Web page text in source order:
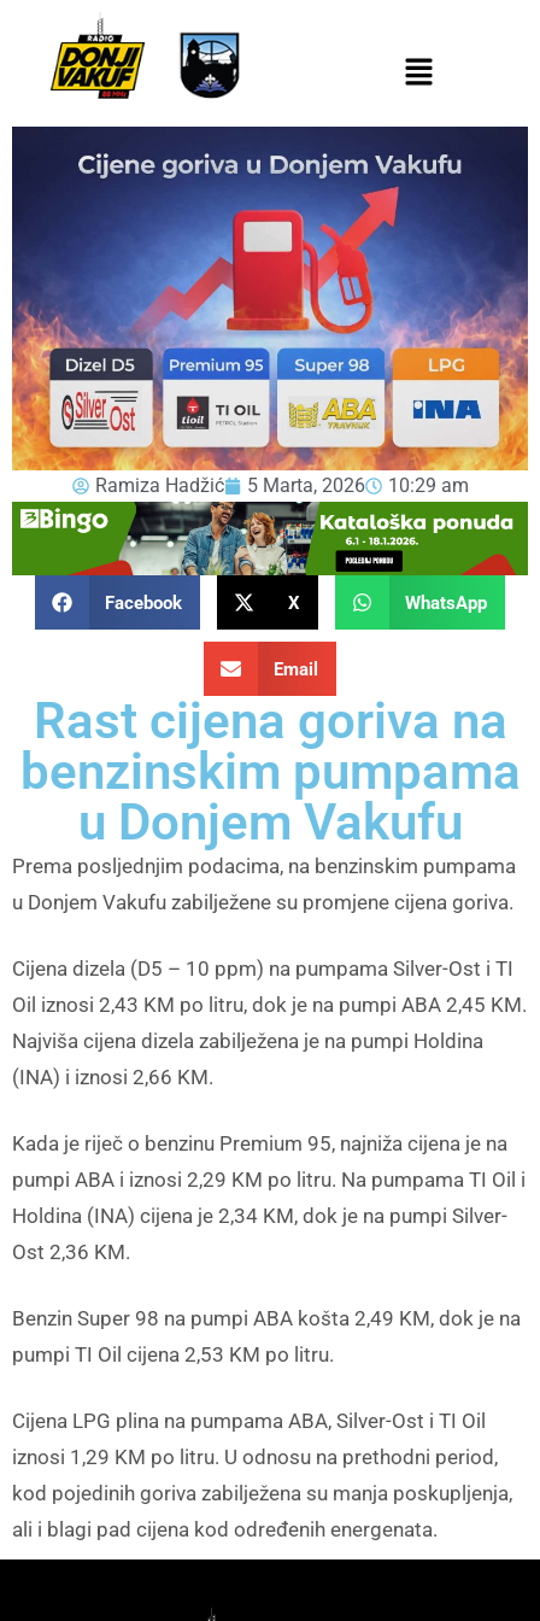
Ramiza Hadžić 5 Marta, 2026 10:29 am
Facebook X WhatsApp
Email
Rast cijena goriva na
benzinskim pumpama
u Donjem Vakufu
Prema posljednjim podacima, na benzinskim pumpama
u Donjem Vakufu zabilježene su promjene cijena goriva.
Cijena dizela (D5 – 10 ppm) na pumpama Silver-Ost i TI
Oil iznosi 2,43 KM po litru, dok je na pumpi ABA 2,45 KM.
Najviša cijena dizela zabilježena je na pumpi Holdina
(INA) i iznosi 2,66 KM.
Kada je riječ o benzinu Premium 95, najniža cijena je na
pumpi ABA i iznosi 2,29 KM po litru. Na pumpama TI Oil i
Holdina (INA) cijena je 2,34 KM, dok je na pumpi Silver-
Ost 2,36 KM.
Benzin Super 98 na pumpi ABA košta 2,49 KM, dok je na
pumpi TI Oil cijena 2,53 KM po litru.
Cijena LPG plina na pumpama ABA, Silver-Ost i TI Oil
iznosi 1,29 KM po litru. U odnosu na prethodni period,
kod pojedinih goriva zabilježena su manja poskupljenja,
ali i blagi pad cijena kod određenih energenata.